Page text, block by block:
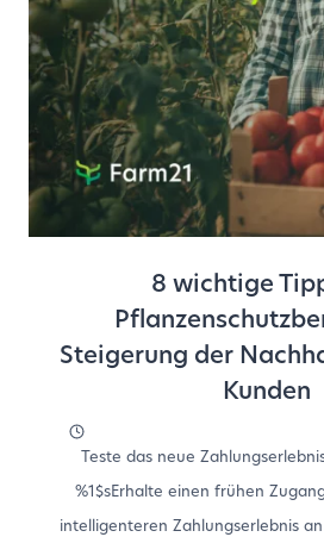
8 wichtige
Steigerung der
Kunden
Teste das neue
%1$sErhalte einen frühen
intelligenteren Zahlungserlebnis